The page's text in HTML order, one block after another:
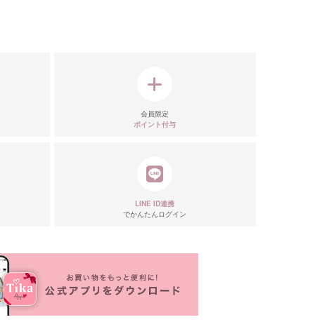
会員限定
ポイント付与
LINE ID連携
でかんたんログイン